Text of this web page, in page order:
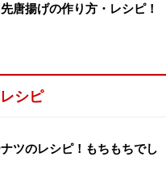
唐揚げの作り方・レシピ！
シピ
ツのレシピ！もちもちでし